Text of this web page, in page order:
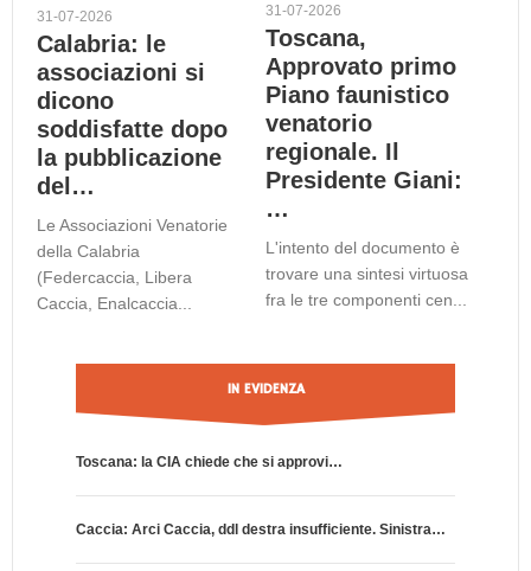
31-07-2026
Calabria: le
associazioni si
dicono
soddisfatte dopo
la pubblicazione
del…
Le Associazioni Venatorie
della Calabria
(Federcaccia, Libera
Caccia, Enalcaccia...
31-07-2026
Toscana,
Approvato primo
Piano faunistico
venatorio
regionale. Il
Presidente Giani:
…
L'intento del documento è
trovare una sintesi virtuosa
fra le tre componenti cen...
IN EVIDENZA
Toscana: la CIA chiede che si approvi…
Caccia: Arci Caccia, ddl destra insufficiente. Sinistra…